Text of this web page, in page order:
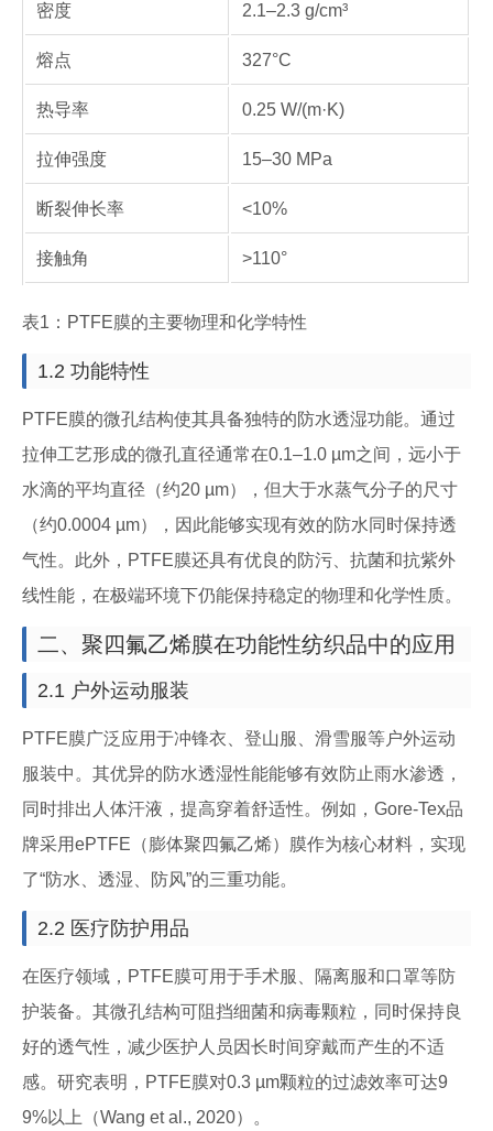
密度 2.1–2.3 g/cm³
熔点 327°C
热导率 0.25 W/(m·K)
拉伸强度 15–30 MPa
断裂伸长率 <10%
接触角 >110°
表1：PTFE膜的主要物理和化学特性
1.2 功能特性
PTFE膜的微孔结构使其具备独特的防水透湿功能。通过
拉伸工艺形成的微孔直径通常在0.1–1.0 µm之间，远小于
水滴的平均直径（约20 µm），但大于水蒸气分子的尺寸
（约0.0004 µm），因此能够实现有效的防水同时保持透
气性。此外，PTFE膜还具有优良的防污、抗菌和抗紫外
线性能，在极端环境下仍能保持稳定的物理和化学性质。
二、聚四氟乙烯膜在功能性纺织品中的应用
2.1 户外运动服装
PTFE膜广泛应用于冲锋衣、登山服、滑雪服等户外运动
服装中。其优异的防水透湿性能能够有效防止雨水渗透，
同时排出人体汗液，提高穿着舒适性。例如，Gore-Tex品
牌采用ePTFE（膨体聚四氟乙烯）膜作为核心材料，实现
了“防水、透湿、防风”的三重功能。
2.2 医疗防护用品
在医疗领域，PTFE膜可用于手术服、隔离服和口罩等防
护装备。其微孔结构可阻挡细菌和病毒颗粒，同时保持良
好的透气性，减少医护人员因长时间穿戴而产生的不适
感。研究表明，PTFE膜对0.3 µm颗粒的过滤效率可达9
9%以上（Wang et al., 2020）。